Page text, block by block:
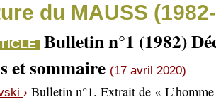
du MAUSS
Bulletin n°1 (1982)
et sommaire (17 avril 2020)
› Bulletin n°1. Extrait de «